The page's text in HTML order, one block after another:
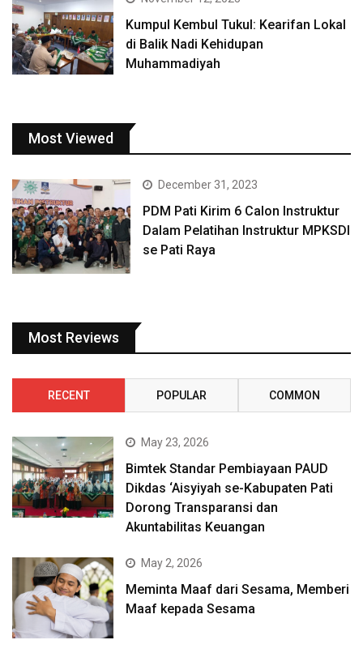
Kumpul Kembul Tukul: Kearifan Lokal
di Balik Nadi Kehidupan
Muhammadiyah
Most Viewed
December 31, 2023
PDM Pati Kirim 6 Calon Instruktur
Dalam Pelatihan Instruktur MPKSDI
se Pati Raya
Most Reviews
RECENT POPULAR COMMON
May 23, 2026
Bimtek Standar Pembiayaan PAUD
Dikdas ‘Aisyiyah se-Kabupaten Pati
Dorong Transparansi dan
Akuntabilitas Keuangan
May 2, 2026
Meminta Maaf dari Sesama, Memberi
Maaf kepada Sesama